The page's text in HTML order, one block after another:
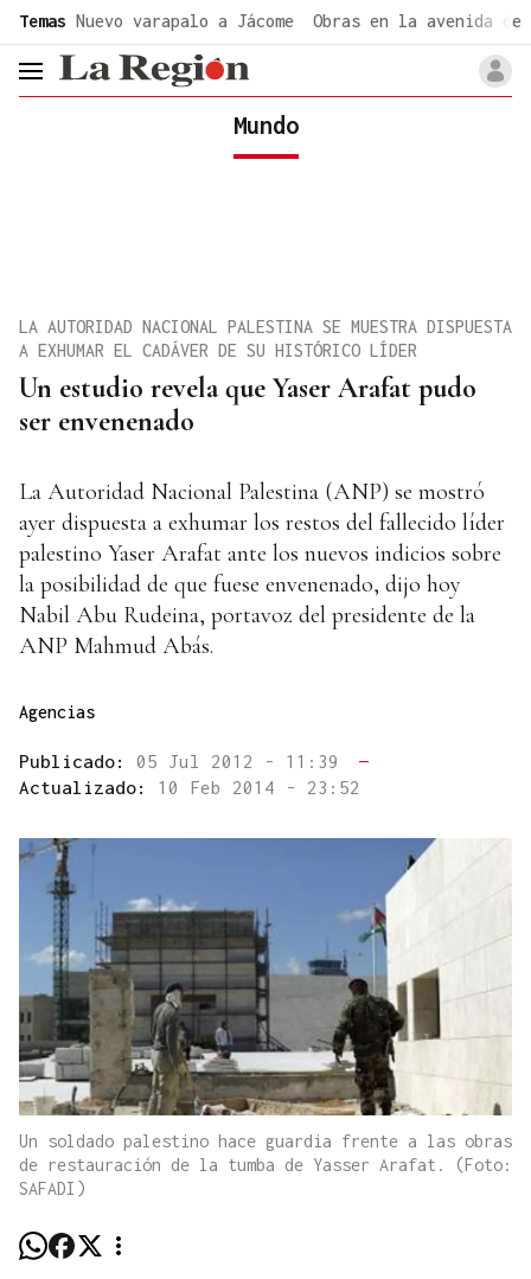
Temas Nuevo varapalo a Jácome Obras en la avenida de
header.menu.open
Mundo
Un estudio revela que Yaser Arafat pudo
ser envenenado
LA AUTORIDAD NACIONAL PALESTINA SE MUESTRA DISPUESTA
A EXHUMAR EL CADÁVER DE SU HISTÓRICO LÍDER
La Autoridad Nacional Palestina (ANP) se mostró
ayer dispuesta a exhumar los restos del fallecido líder
palestino Yaser Arafat ante los nuevos indicios sobre
la posibilidad de que fuese envenenado, dijo hoy
Nabil Abu Rudeina, portavoz del presidente de la
ANP Mahmud Abás.
Agencias
Publicado: 05 Jul 2012 - 11:39
—
Actualizado: 10 Feb 2014 - 23:52
Un soldado palestino hace guardia frente a las obras
de restauración de la tumba de Yasser Arafat. (Foto:
SAFADI)